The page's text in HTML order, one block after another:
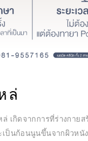
ล่
กิดจากการที่ร่างกายส
ป็นก้อนนูนขึ้นจากผิวหนั